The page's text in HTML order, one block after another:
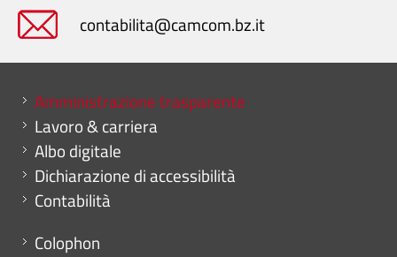
contabilita@camcom.bz.it
Mini menu di servizio
Amministrazione trasparente
Lavoro & carriera
Albo digitale
Dichiarazione di accessibilità
Contabilità
Menu footer
Colophon